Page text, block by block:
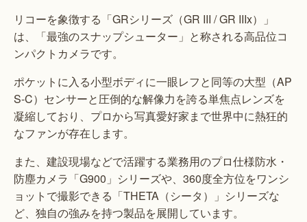
リコーを象徴する「GRシリーズ（GR III / GR IIIx）」
は、「最強のスナップシューター」と称される高品位コ
ンパクトカメラです。
ポケットに入る小型ボディに一眼レフと同等の大型（AP
S-C）センサーと圧倒的な解像力を誇る単焦点レンズを
凝縮しており、プロから写真愛好家まで世界中に熱狂的
なファンが存在します。
また、建設現場などで活躍する業務用のプロ仕様防水・
防塵カメラ「G900」シリーズや、360度全方位をワンシ
ョットで撮影できる「THETA（シータ）」シリーズな
ど、独自の強みを持つ製品を展開しています。